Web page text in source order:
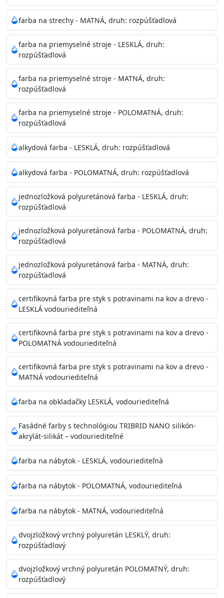
pri relatívnej vlhkosti nad 80%.
Nepoužitá farba vyžaduje špeciálne zaobchádzanie na
bezpečnú likvidáciu.
Riedenie: do 10% vodou, podľa spôsobu aplikácie
Doba schnutia na dotyk
Doba na druhý náter: 3-4 hodiny
Balenie : 750ml, 1l, 3l, 9l, 15l
Výdatnosť na jednu vrstvu
Aplikácia: štetec, valček, striekacia pištoľ
Povrchová úprava: 1
Je možné tónovať v systéme Colorfull: áno
Merná hmotnosť : 1,54 ± 0,02 Kg / L (ISO 2811)
Čistenie: vodou
Príprava povrchu
Povrchy musia byť hladké, čisté, suché, zbavené prachu,
mastnoty, solí a materiálov so zlou priľnavosťou. Otvory
alebo trhliny vyplňte
akrylovým tmelom Acrylic putty, Visto alebo Acrylic light
putty a prebrúste. Nové alebo porézne povrchy natreté
menej kvalitnými farbami
vždy penetrujte. Odporúčané penetračné nátery
Acrylan Unco, Gypsum board alebo Vitex Primer 100% a
na škvrny použite Blanco eco
riediteľné vodou.
Skladovanie
48 mesiacov v orig. uzavretých obaloch medzi 5°C až
25°C
farba na strechy - MATNÁ, druh: rozpúšťadlová
farba na priemyselné stroje - LESKLÁ, druh:
rozpúšťadlová
farba na priemyselné stroje - MATNÁ, druh:
rozpúšťadlová
farba na priemyselné stroje - POLOMATNÁ, druh:
rozpúšťadlová
alkydová farba - LESKLÁ, druh: rozpúšťadlová
alkydová farba - POLOMATNÁ, druh: rozpúšťadlová
jednozložková polyuretánová farba - LESKLÁ, druh:
rozpúšťadlová
jednozložková polyuretánová farba - POLOMATNÁ, druh:
rozpúšťadlová
jednozložková polyuretánová farba - MATNÁ, druh:
rozpúšťadlová
certifikovná farba pre styk s potravinami na kov a drevo -
LESKLÁ vodouriediteľná
certifikovná farba pre styk s potravinami na kov a drevo -
POLOMATNÁ vodouriediteľná
certifikovná farba pre styk s potravinami na kov a drevo -
MATNÁ vodouriediteľná
farba na obkladačky LESKLÁ, vodouriediteľná
Fasádné farby s technológiou TRIBRID NANO silikón-
akrylát-silikát – vodouriediteľné
farba na nábytok - LESKLÁ, vodouriediteľná
farba na nábytok - POLOMATNÁ, vodouriediteľná
farba na nábytok - MATNÁ, vodouriediteľná
dvojzložkový vrchný polyuretán LESKLÝ, druh:
rozpúšťadlový
dvojzložkový vrchný polyuretán POLOMATNÝ, druh:
rozpúšťadlový